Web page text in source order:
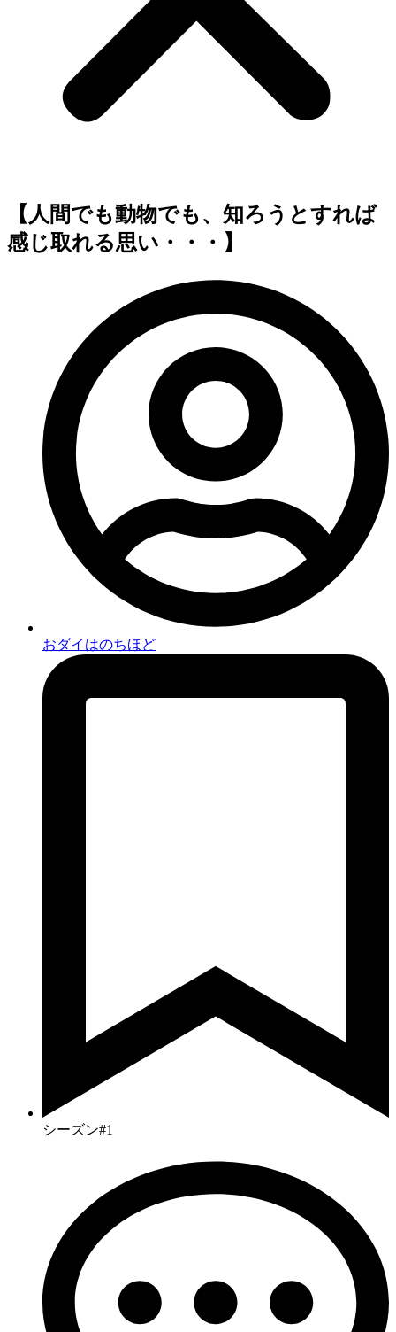
【人間でも動物でも、知ろうとすれば
感じ取れる思い・・・】
おダイはのちほど
シーズン#1